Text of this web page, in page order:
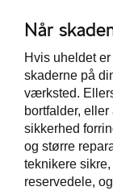
Når
Hvis uheldet
skaderne på
værksted.
bortfalder,
sikkerhed
og større
teknikere
reservedele,